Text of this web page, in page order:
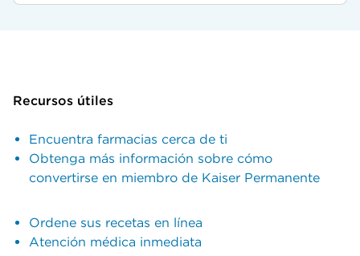
Recursos útiles
Encuentra farmacias cerca de ti
Obtenga más información sobre cómo
convertirse en miembro de Kaiser Permanente
Ordene sus recetas en línea
Atención médica inmediata